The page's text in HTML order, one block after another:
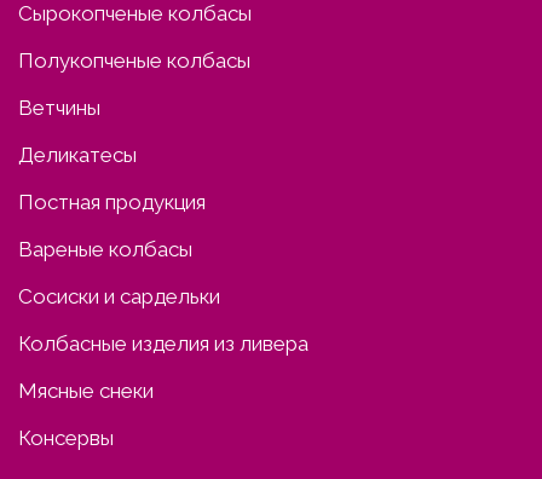
Сырокопченые колбасы
Полукопченые колбасы
Ветчины
Деликатесы
Постная продукция
Вареные колбасы
Сосиски и сардельки
Колбасные изделия из ливера
Мясные снеки
Консервы